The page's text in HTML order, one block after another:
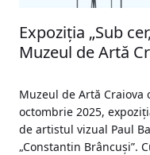
Expoziția „Sub
Muzeul de Artă
Muzeul de Artă
octombrie 2025,
de artistul vizual Paul
„Constantin Brâncuși”.